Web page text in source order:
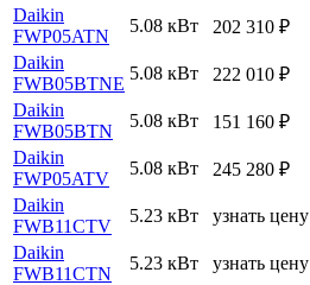
Daikin
FWP05ATN
5.08 кВт 202 310 ₽
Daikin
FWB05BTNE
5.08 кВт 222 010 ₽
Daikin
FWB05BTN
5.08 кВт 151 160 ₽
Daikin
FWP05ATV
5.08 кВт 245 280 ₽
Daikin
FWB11CTV
5.23 кВт узнать цену
Daikin
FWB11CTN
5.23 кВт узнать цену